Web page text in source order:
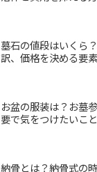
墓石の値段はいくら
訳、価格を決める要
お盆の服装は？お墓
要で気をつけたいこと
納骨とは？納骨式の